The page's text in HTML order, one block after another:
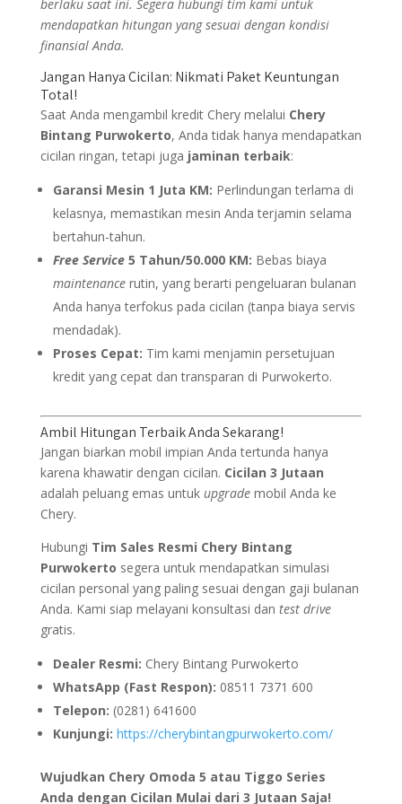
berlaku saat ini. Segera hubungi tim kami untuk
mendapatkan hitungan yang sesuai dengan kondisi
finansial Anda.
Jangan Hanya Cicilan: Nikmati Paket Keuntungan
Total!
Saat Anda mengambil kredit Chery melalui Chery
Bintang Purwokerto, Anda tidak hanya mendapatkan
cicilan ringan, tetapi juga jaminan terbaik:
Garansi Mesin 1 Juta KM: Perlindungan terlama di
kelasnya, memastikan mesin Anda terjamin selama
bertahun-tahun.
Free Service5 Tahun/50.000 KM: Bebas biaya
maintenancerutin, yang berarti pengeluaran bulanan
Anda hanya terfokus pada cicilan (tanpa biaya servis
mendadak).
Proses Cepat: Tim kami menjamin persetujuan
kredit yang cepat dan transparan di Purwokerto.
Ambil Hitungan Terbaik Anda Sekarang!
Jangan biarkan mobil impian Anda tertunda hanya
karena khawatir dengan cicilan. Cicilan 3 Jutaan
adalah peluang emas untuk upgrademobil Anda ke
Chery.
Hubungi Tim Sales Resmi Chery Bintang
Purwokerto segera untuk mendapatkan simulasi
cicilan personal yang paling sesuai dengan gaji bulanan
Anda. Kami siap melayani konsultasi dan test drive
gratis.
Dealer Resmi: Chery Bintang Purwokerto
WhatsApp (Fast Respon): 08511 7371 600
Telepon: (0281) 641600
Kunjungi: https://cherybintangpurwokerto.com/
Wujudkan Chery Omoda 5 atau Tiggo Series
Anda dengan Cicilan Mulai dari 3 Jutaan Saja!